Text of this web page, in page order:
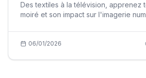
Des textiles à la télévision, apprenez
moiré et son impact sur l'imagerie
06/01/2026